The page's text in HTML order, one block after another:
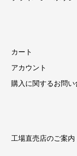
カート
アカウント
購入に関するお問い
工場直売店のご案内